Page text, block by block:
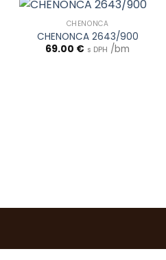
CHENONCA
CHENONCA 2643/900
69.00 € s DPH /bm